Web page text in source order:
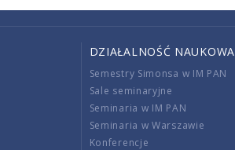
DZIAŁALNOŚĆ NAUKOWA
Semestry Simonsa w IM PAN
Sale seminaryjne
Seminaria w IM PAN
Seminaria w Warszawie
Konferencje